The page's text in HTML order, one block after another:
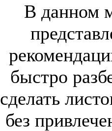
В данном
быстро
сделать
без